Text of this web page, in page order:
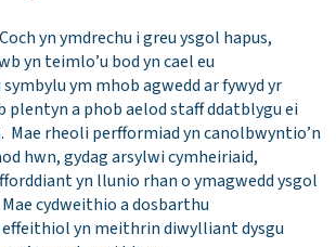
yn ymdrechu i greu ysgol hapus,
yn teimlo’u bod yn cael eu
ym mhob agwedd ar fywyd yr
plentyn a phob aelod staff ddatblygu ei
rheoli perfformiad yn canolbwyntio’n
hwn, gydag arsylwi cymheiriaid,
yn llunio rhan o ymagwedd ysgol
cydweithio a dosbarthu
yn meithrin diwylliant dysgu